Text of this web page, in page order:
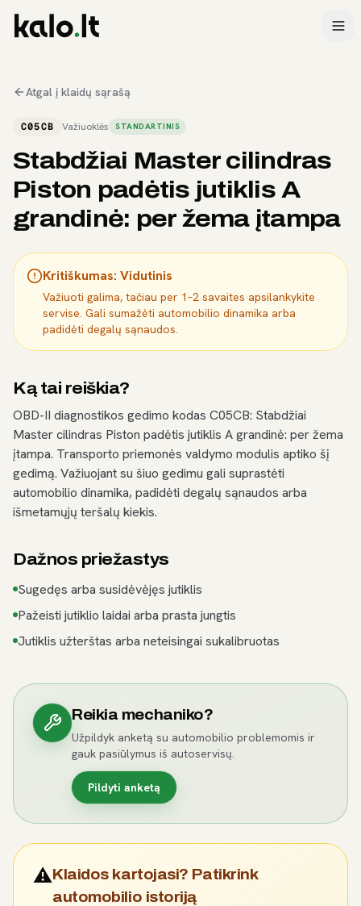
Atgal į klaidų sąrašą
C05CB Važiuoklės STANDARTINIS
Stabdžiai Master cilindras
Piston padėtis jutiklis A
grandinė: per žema įtampa
Kritiškumas: Vidutinis
Važiuoti galima, tačiau per 1–2 savaites apsilankykite
servise. Gali sumažėti automobilio dinamika arba
padidėti degalų sąnaudos.
Ką tai reiškia?
OBD-II diagnostikos gedimo kodas C05CB: Stabdžiai
Master cilindras Piston padėtis jutiklis A grandinė: per žema
įtampa. Transporto priemonės valdymo modulis aptiko šį
gedimą. Važiuojant su šiuo gedimu gali suprastėti
automobilio dinamika, padidėti degalų sąnaudos arba
išmetamųjų teršalų kiekis.
Dažnos priežastys
Sugedęs arba susidėvėjęs jutiklis
Pažeisti jutiklio laidai arba prasta jungtis
Jutiklis užterštas arba neteisingai sukalibruotas
Reikia mechaniko?
Užpildyk anketą su automobilio problemomis ir
gauk pasiūlymus iš autoservisų.
Pildyti anketą
⚠️Klaidos kartojasi? Patikrink
automobilio istoriją